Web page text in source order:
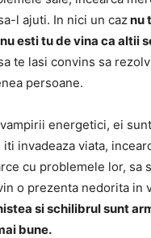
l ajuti. In nici un caznu
esti tu de vina ca altii
te lasi convins sa
persoane.
energetici, ei
invadeaza viata,
cu problemele lor, sa
o prezenta nedorita in
si schilibrul sunt
bune.